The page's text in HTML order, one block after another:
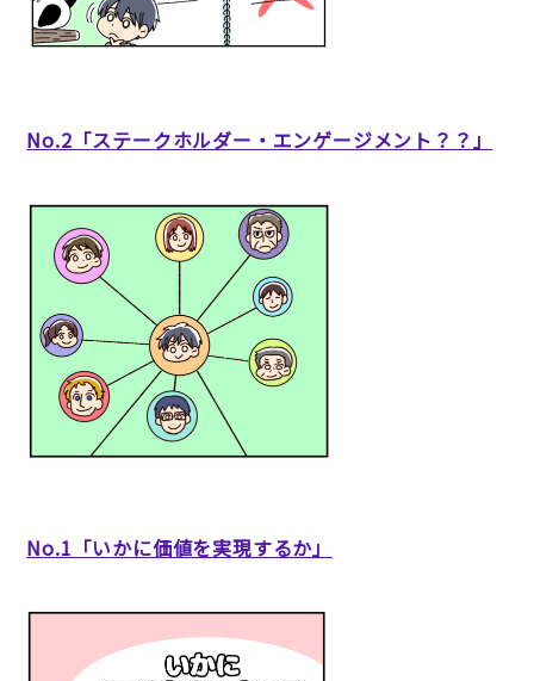
No.2「ステークホルダー・エンゲージメント？？」
No.1「いかに価値を実現するか」